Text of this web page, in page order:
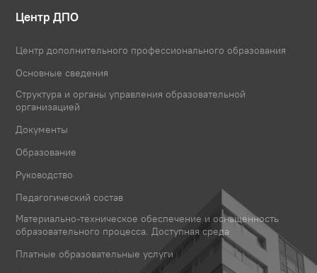
Центр ДПО
Центр дополнительного профессионального образования
Основные сведения
Структура и органы управления образовательной
организацией
Документы
Образование
Руководство
Педагогический состав
Материально-техническое обеспечение и оснащенность
образовательного процесса. Доступная среда
Платные образовательные услуги